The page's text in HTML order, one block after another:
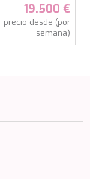
19.500 €
precio desde (por
semana)